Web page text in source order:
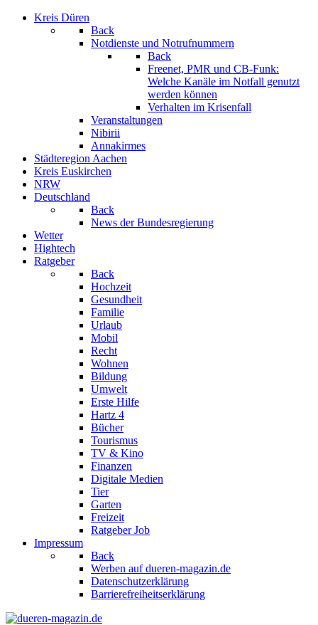
Kreis Düren
Back
Notdienste und Notrufnummern
Back
Freenet, PMR und CB-Funk:
Welche Kanäle im Notfall genutzt
werden können
Verhalten im Krisenfall
Veranstaltungen
Nibirii
Annakirmes
Städteregion Aachen
Kreis Euskirchen
NRW
Deutschland
Back
News der Bundesregierung
Wetter
Hightech
Ratgeber
Back
Hochzeit
Gesundheit
Familie
Urlaub
Mobil
Recht
Wohnen
Bildung
Umwelt
Erste Hilfe
Hartz 4
Bücher
Tourismus
TV & Kino
Finanzen
Digitale Medien
Tier
Garten
Freizeit
Ratgeber Job
Impressum
Back
Werben auf dueren-magazin.de
Datenschutzerklärung
Barrierefreiheitserklärung